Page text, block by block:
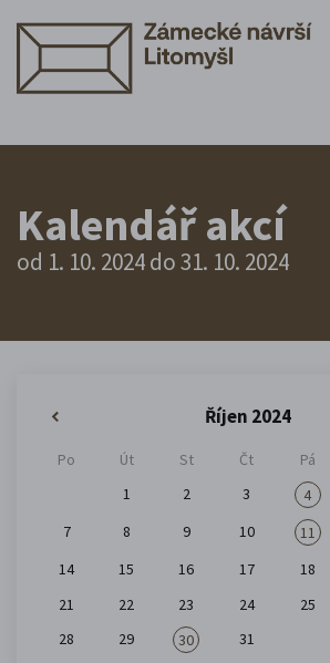
Kalendář akcí
od 1. 10. 2024 do 31. 10. 2024
Říjen 2024
Po Út St Čt Pá
1
2 3 4
7
8 9 10 11
14
15 16 17 18
21
22 23 24 25
28
29 30 31